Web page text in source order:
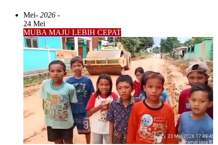
Mei- 2026 -
24 Mei
MUBA MAJU LEBIH CEPAT